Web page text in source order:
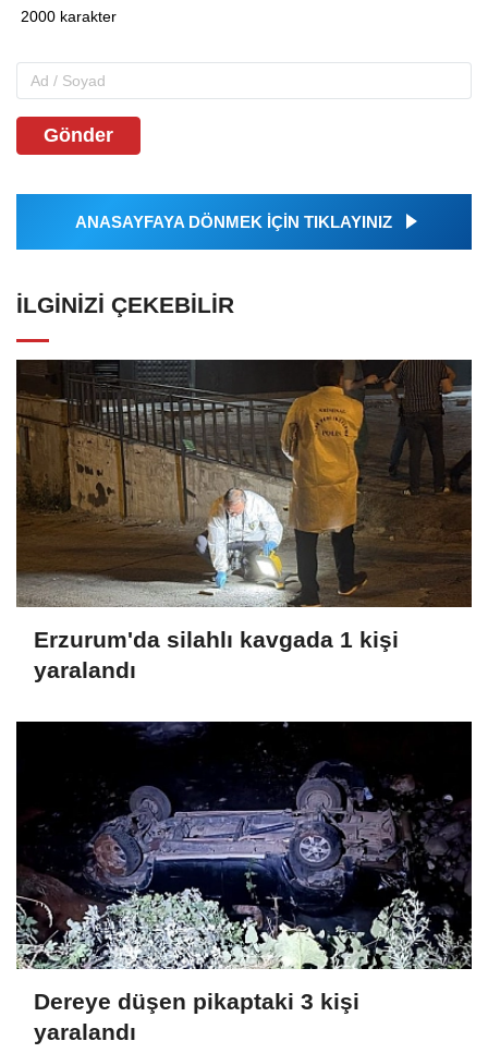
Gönder
ANASAYFAYA DÖNMEK İÇİN TIKLAYINIZ
İLGINIZI ÇEKEBILIR
Erzurum'da silahlı kavgada 1 kişi
yaralandı
Dereye düşen pikaptaki 3 kişi
yaralandı